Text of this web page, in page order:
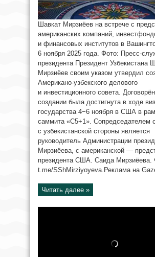
Шавкат Мирзиёев на встрече с
американских компаний,
и финансовых институтов в
6 ноября 2025 года. Фото: Пресс-
президента Президент Узбекистана
Мирзиёев своим указом утвердил
Американо-узбекского делового
и инвестиционного совета.
создании была достигнута в ходе
государства 4−6 ноября в США в
саммита «С5+1». Сопредседателем
с узбекистанской стороны является
руководитель Администрации
Мирзиёева, с американской —
президента США. Саида Мирзиёева.
t.me/SShMirziyoyeva.Реклама на
Читать далее »